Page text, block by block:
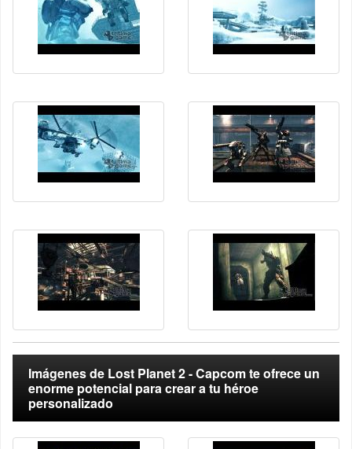
Imágenes de Lost Planet 2 - Capcom te ofrece un
enorme potencial para crear a tu héroe
personalizado